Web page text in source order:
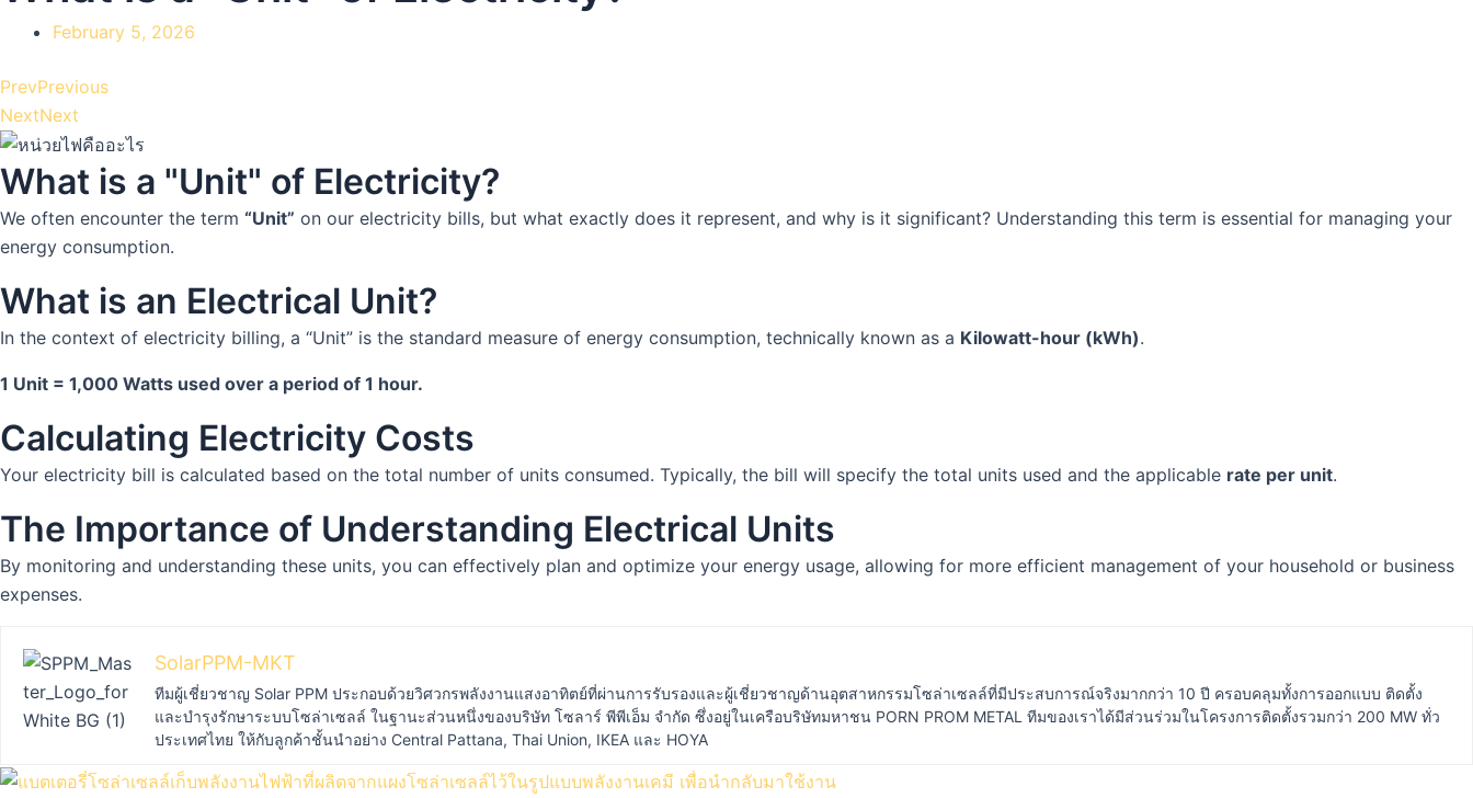
February 5, 2026
PrevPrevious
NextNext
What is a "Unit" of Electricity?
We often encounter the term “Unit” on our electricity bills, but what exactly does it represent, and why is it significant? Understanding this term is essential for managing your
energy consumption.
What is an Electrical Unit?
In the context of electricity billing, a “Unit” is the standard measure of energy consumption, technically known as a Kilowatt-hour (kWh).
1 Unit = 1,000 Watts used over a period of 1 hour.
Calculating Electricity Costs
Your electricity bill is calculated based on the total number of units consumed. Typically, the bill will specify the total units used and the applicable rate per unit.
The Importance of Understanding Electrical Units
By monitoring and understanding these units, you can effectively plan and optimize your energy usage, allowing for more efficient management of your household or business
expenses.
SolarPPM-MKT
ทีมผู้เชี่ยวชาญ Solar PPM ประกอบด้วยวิศวกรพลังงานแสงอาทิตย์ที่ผ่านการรับรองและผู้เชี่ยวชาญด้านอุตสาหกรรมโซล่าเซลล์ที่มีประสบการณ์จริงมากกว่า 10 ปี ครอบคลุมทั้งการออกแบบ ติดตั้ง
และบำรุงรักษาระบบโซล่าเซลล์ ในฐานะส่วนหนึ่งของบริษัท โซลาร์ พีพีเอ็ม จำกัด ซึ่งอยู่ในเครือบริษัทมหาชน PORN PROM METAL ทีมของเราได้มีส่วนร่วมในโครงการติดตั้งรวมกว่า 200 MW ทั่ว
ประเทศไทย ให้กับลูกค้าชั้นนำอย่าง Central Pattana, Thai Union, IKEA และ HOYA